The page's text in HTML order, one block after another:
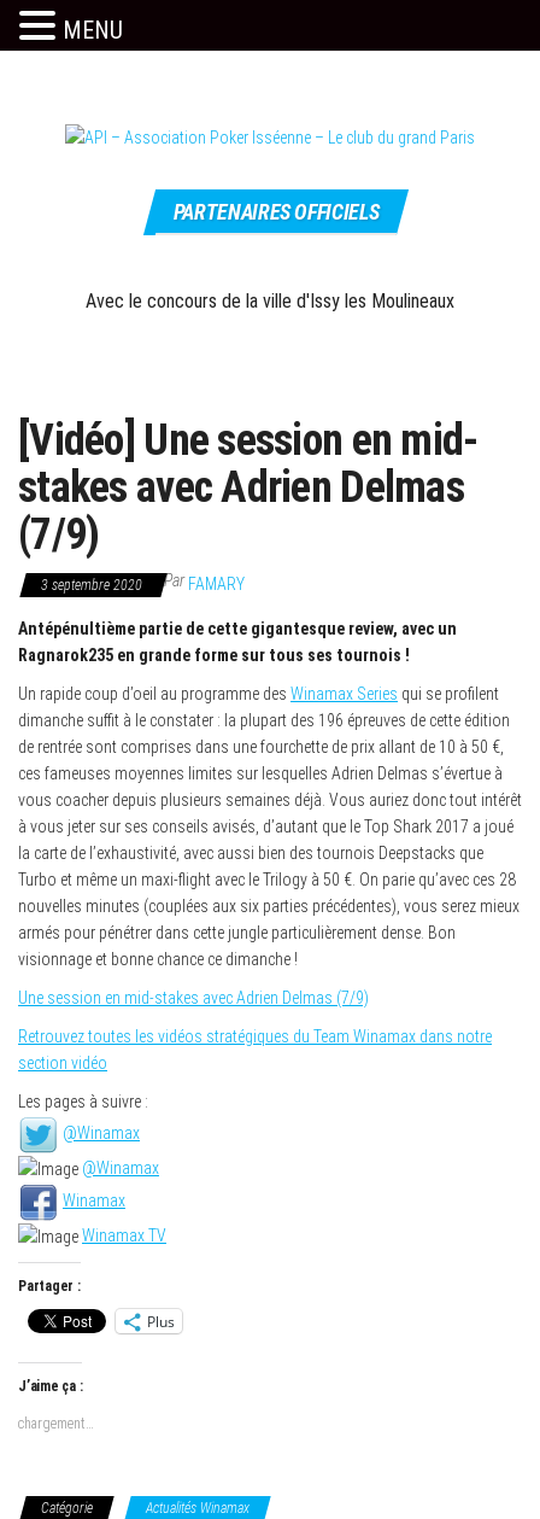
API –
Association
Isséenne –
officiel
PARTENAIRES OFFICIELS
Avec le concours de la ville d'Issy les Moulineaux
[Vidéo] Une session en mid-
stakes avec Adrien Delmas
(7/9)
3 septembre 2020 ParFAMARY
Antépénultième partie de cette gigantesque review, avec un
Ragnarok235 en grande forme sur tous ses tournois !
Un rapide coup d’oeil au programme des Winamax Series qui se profilent
dimanche suffit à le constater : la plupart des 196 épreuves de cette édition
de rentrée sont comprises dans une fourchette de prix allant de 10 à 50 €,
ces fameuses moyennes limites sur lesquelles Adrien Delmas s’évertue à
vous coacher depuis plusieurs semaines déjà. Vous auriez donc tout intérêt
à vous jeter sur ses conseils avisés, d’autant que le Top Shark 2017 a joué
la carte de l’exhaustivité, avec aussi bien des tournois Deepstacks que
Turbo et même un maxi-flight avec le Trilogy à 50 €. On parie qu’avec ces 28
nouvelles minutes (couplées aux six parties précédentes), vous serez mieux
armés pour pénétrer dans cette jungle particulièrement dense. Bon
visionnage et bonne chance ce dimanche !
Une session en mid-stakes avec Adrien Delmas (7/9)
Retrouvez toutes les vidéos stratégiques du Team Winamax dans notre
section vidéo
Les pages à suivre :
@Winamax
@Winamax
Winamax
Winamax TV
Partager :
Plus
J’aime ça :
chargement…
Catégorie Actualités Winamax
MENU